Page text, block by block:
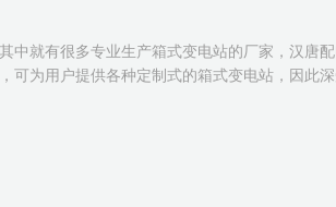
中就有很多专业生产箱式变电站的厂家，汉唐
可为用户提供各种定制式的箱式变电站，因此